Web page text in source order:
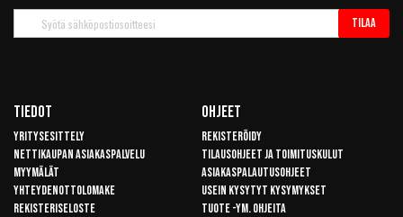
uutiskirje
Tilaa
Tiedot
Yritysesittely
Nettikaupan asiakaspalvelu
Myymälät
Yhteydenottolomake
Rekisteriseloste
Ohjeet
Rekisteröidy
Tilausohjeet ja toimituskulut
Asiakaspalautusohjeet
Usein kysytyt kysymykset
Tuote -ym. ohjeita